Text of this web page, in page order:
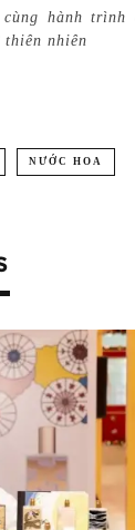
hành trình
nhiên
NƯỚC HOA